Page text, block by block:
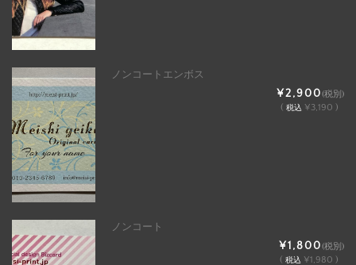
ノンコートエンボス
¥2,900(税別)
( 税込 ¥3,190 )
ノンコート
¥1,800(税別)
( 税込 ¥1,980 )